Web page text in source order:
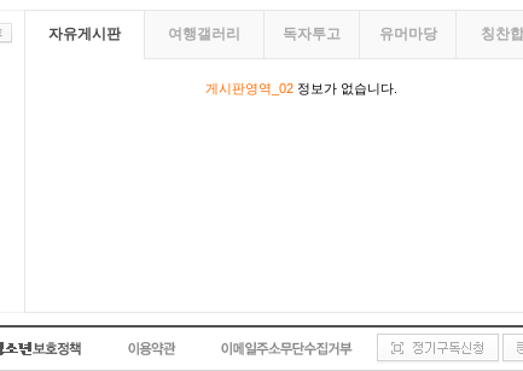
자유게시판 여행갤러리 독자투고 유머마당 칭찬
게시판영역_02정보가 없습니다.